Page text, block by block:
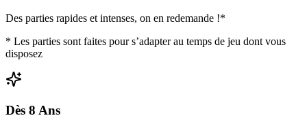
Des parties rapides et intenses, on en redemande !*
* Les parties sont faites pour s’adapter au temps de jeu dont vous
disposez
Dès 8 Ans